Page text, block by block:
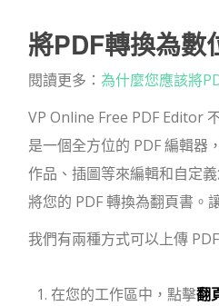
將PDF轉換為數
閱讀更多：為什麼您應該將
VP Online Free PDF Editor
是一個全方位的 PDF 編輯器
作品、插圖等來編輯和自定
將您的 PDF 轉換為翻頁書。
我們有兩種方式可以上傳
在您的工作區中，點擊翻